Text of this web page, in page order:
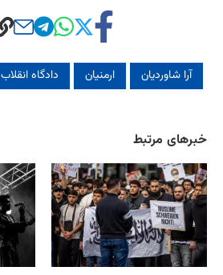
آرا شاوردیان ارمنیان دادگاه انقلاب
خبرهای مرتبط